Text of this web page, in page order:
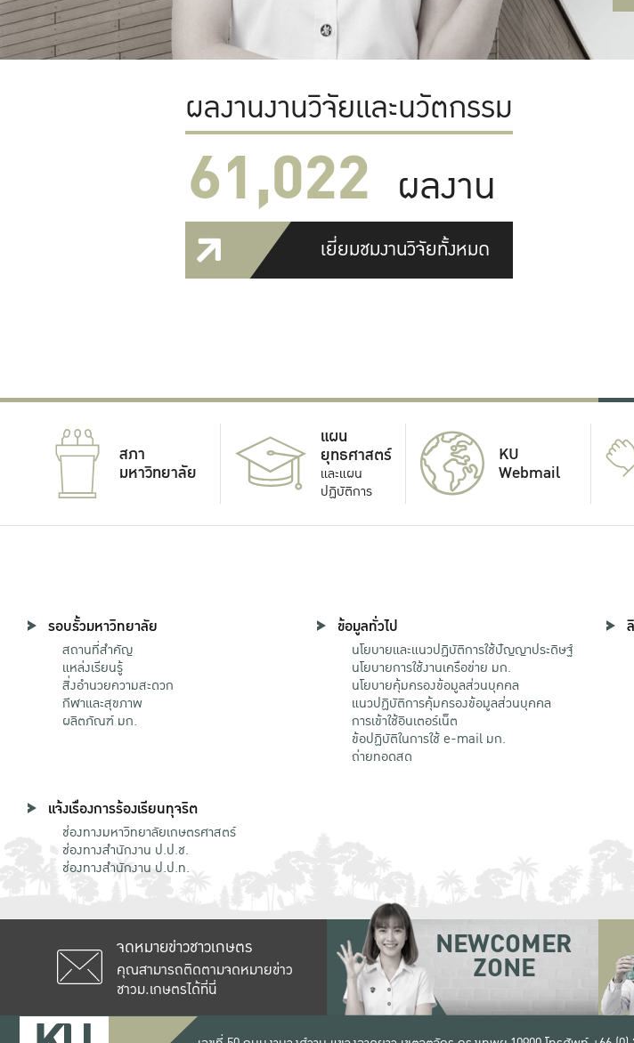
ผลงานงานวิจัยและนวัตกรรม
61,022 ผลงาน
เยี่ยมชมงานวิจัยทั้งหมด
สภา
มหาวิทยาลัย
แผน
ยุทธศาสตร์
และแผน
ปฏิบัติการ
KU
Webmail
รอบรั้วมหาวิทยาลัย
สถานที่สำคัญ
แหล่งเรียนรู้
สิ่งอำนวยความสะดวก
กีฬาและสุขภาพ
ผลิตภัณฑ์ มก.
ข้อมูลทั่วไป
นโยบายและแนวปฏิบัติการใช้ปัญญาประดิษฐ์
นโยบายการใช้งานเครือข่าย มก.
นโยบายคุ้มครองข้อมูลส่วนบุคคล
แนวปฏิบัติการคุ้มครองข้อมูลส่วนบุคคล
การเข้าใช้อินเตอร์เน็ต
ข้อปฏิบัติในการใช้ e-mail มก.
ถ่ายทอดสด
แจ้งเรื่องการร้องเรียนทุจริต
ช่องทางมหาวิทยาลัยเกษตรศาสตร์
ช่องทางสำนักงาน ป.ป.ช.
ช่องทางสำนักงาน ป.ป.ท.
จดหมายข่าวชาวเกษตร
คุณสามารถติดตามจดหมายข่าว
ชาวม.เกษตรได้ที่นี่
NEWCOMER
ZONE